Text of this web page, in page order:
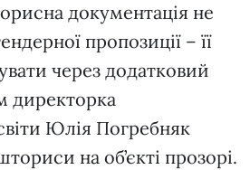
документація не
пропозиції – її
через додатковий
директорка
Юлія Погребняк
на об’єкті прозорі.